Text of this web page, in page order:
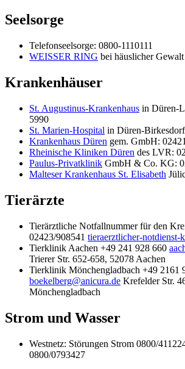
Seelsorge
Telefonseelsorge: 0800-1110111
WEISSER RING bei häuslicher Gewalt
Krankenhäuser
St. Augustinus-Krankenhaus in Düren-
5990
St. Marien-Hospital in Düren-
Krankenhaus Düren gem. GmbH:
Rheinische Kliniken Düren des LVR:
Paulus-Privatklinik GmbH & Co. KG:
Malteser Krankenhaus St. Elisabeth
Tierärzte
Tierärztliche Notfallnummer für den
02423/908541 tieraerztlicher-notdienst-
Tierklinik Aachen +49 241 928 660
Trierer Str. 652-658, 52078 Aachen
Tierklinik Mönchengladbach +49 2161
boekelberg@anicura.de Krefelder Str.
Mönchengladbach
Strom und Wasser
Westnetz: Störungen Strom 0800/
0800/0793427